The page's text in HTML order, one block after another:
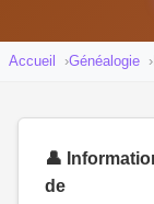
Accueil Généalogie
👤
de